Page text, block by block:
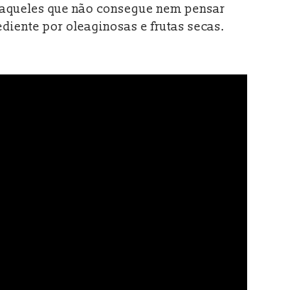
que não consegue nem pensar
por oleaginosas e frutas secas.